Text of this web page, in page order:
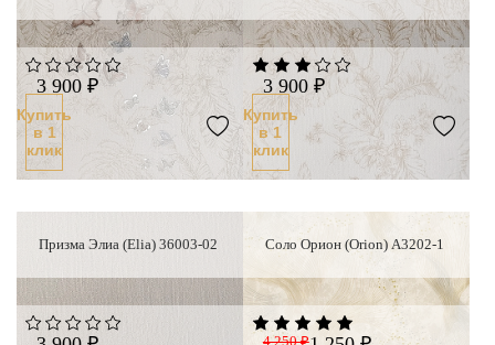
3 900 ₽
Купить
в 1
клик
3 900 ₽
Купить
в 1
клик
Новинка
Призма Элиа (Elia) 36003-02 Соло Орион (Orion) A3202-1
4 250 ₽